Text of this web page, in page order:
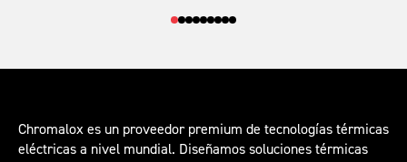
Chromalox es un proveedor premium de tecnologías térmicas
eléctricas a nivel mundial. Diseñamos soluciones térmicas